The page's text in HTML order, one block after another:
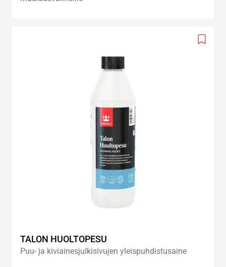
Add
TALON HUOLTOPESU
Puu- ja kiviainesjulkisivujen yleispuhdistusaine